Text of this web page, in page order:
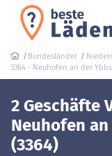
Bundesländer
3364 - Neuhofen an der
2 Geschäfte
Neuhofen
(3364)